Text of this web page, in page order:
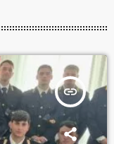
insert_link